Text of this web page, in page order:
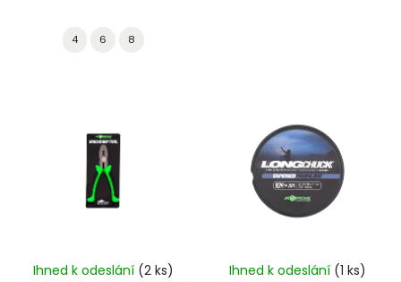
4 6 8
Ihned k odeslání (2 ks) Ihned k odeslání (1 ks)